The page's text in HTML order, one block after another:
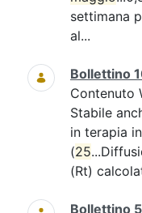
settimana
al...
Bollettino
Contenuto
Stabile
in terapia
(25
(Rt)
Bollettino